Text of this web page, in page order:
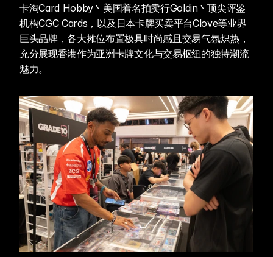
卡淘Card Hobby丶美国着名拍卖行Goldin丶顶尖评鉴
机构CGC Cards，以及日本卡牌买卖平台Clove等业界
巨头品牌，各大摊位布置极具时尚感且交易气氛炽热，
充分展现香港作为亚洲卡牌文化与交易枢纽的独特潮流
魅力。